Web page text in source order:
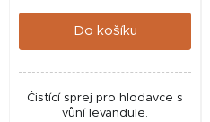
cena:
Do košíku
Čistící sprej pro hlodavce s
vůní levandule.